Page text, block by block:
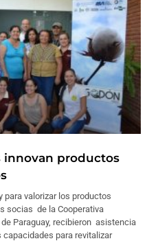
innovan productos
para valorizar los productos
socias de la Cooperativa
Paraguay, recibieron asistencia
para revitalizar